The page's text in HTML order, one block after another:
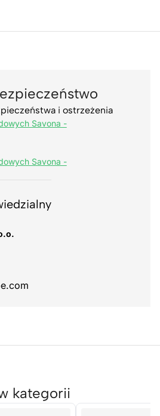
i ostrzeżenia
Savona -
Savona -
kategorii